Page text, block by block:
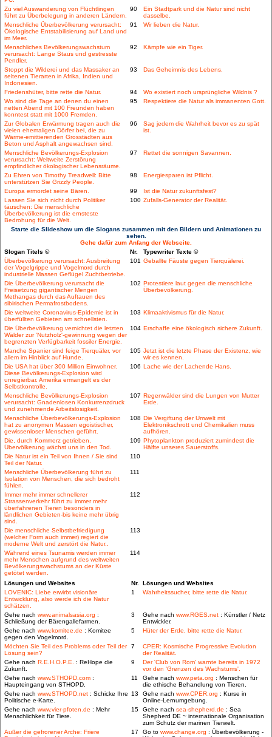
Zu viel Auswanderung von Flüchtlingen
führt zu Überbelegung in anderen Ländern.
90
Ein Stadtpark und die Natur sind nicht
dasselbe.
Menschliche Überbevölkerung verursacht:
Ökologische Entstabilisierung auf Land und
im Meer.
91 Wir lieben die Natur.
Menschliches Bevölkerungswachstum
verursacht: Lange Staus und gestresste
Pendler.
92 Kämpfe wie ein Tiger.
Stoppt die Wilderei und das Massaker an
seltenen Tierarten in Afrika, Indien und
Indonesien.
93 Das Geheimnis des Lebens.
Friedenshüter, bitte rette die Natur. 94
Wo existiert noch ursprüngliche Wildnis ?
Wo sind die Tage an denen du einen
netten Abend mit 100 Freunden haben
konntest statt mit 1000 Fremden.
95 Respektiere die Natur als immanenten Gott.
Zur Globalen Erwärmung tragen auch die
vielen ehemaligen Dörfer bei, die zu
Wärme-emittierenden Grosstädten aus
Beton und Asphalt angewachsen sind.
96
Sag jedem die Wahrheit bevor es zu spät
ist.
Menschliche Bevölkerungs-Explosion
verursacht: Weltweite Zerstörung
empfindlicher ökologischer Lebensräume.
97 Rettet die sonnigen Savannen.
Zu Ehren von Timothy Treadwell: Bitte
unterstützen Sie Grizzly People.
98 Energiesparen ist Pflicht.
Europa ermordet seine Bären. 99
Ist die Natur zukunftsfest?
Lassen Sie sich nicht durch Politiker
täuschen: Die menschliche
Überbevölkerung ist die ernsteste
Bedrohung für die Welt.
100 Zufalls-Generator der Realität.
Starte die Slideshow um die Slogans zusammen mit den Bildern und Animationen zu
sehen.
Gehe dafür zum Anfang der Webseite.
Slogan Titels ©
Nr.
Typewriter Texte ©
Überbevölkerung verursacht: Ausbreitung
der Vogelgrippe und Vogelmord durch
industrielle Massen Geflügel Zuchtbetriebe.
101 Geballte Fäuste gegen Tierquälerei.
Die Überbevölkerung verursacht die
Freisetzung gigantischer Mengen
Methangas durch das Auftauen des
sibirischen Permafrostbodens.
102 Protestiere laut gegen die menschliche
Überbevölkerung.
Die weltweite Coronavirus-Epidemie ist in
überfüllten Gebieten am schnellsten.
103 Klimaaktivismus für die Natur.
Die Überbevölkerung vernichtet die letzten
Wälder zur 'Nutzholz'-gewinnung wegen der
begrenzten Verfügbarkeit fossiler Energie.
104 Erschaffe eine ökologisch sichere Zukunft.
Manche Spanier sind feige Tierquäler, vor
allem im Hinblick auf Hunde.
105 Jetzt ist die letzte Phase der Existenz, wie
wir es kennen.
Die USA hat über 300 Million Einwohner.
Diese Bevölkerungs-Explosion wird
unregierbar. Amerika ermangelt es der
Selbstkontrolle.
106 Lache wie der Lachende Hans.
Menschliche Bevölkerungs-Explosion
verursacht: Gnadenlosen Konkurrenzdruck
und zunehmende Arbeitslosigkeit.
107 Regenwälder sind die Lungen von Mutter
Erde.
Menschliche Überbevölkerungs-Explosion
hat zu anonymen Massen egoistischer,
gewissenloser Menschen geführt.
108 Die Vergiftung der Umwelt mit
Elektronikschrott und Chemikalien muss
aufhören.
Die, durch Kommerz getrieben,
Übervölkerung wächst uns in den Tod.
109 Phytoplankton produziert zumindest die
Hälfte unseres Sauerstoffs.
Die Natur ist ein Teil von Ihnen / Sie sind
Teil der Natur.
110
Menschliche Überbevölkerung führt zu
Isolation von Menschen, die sich bedroht
fühlen.
111
Immer mehr immer schnellerer
Strassenverkehr führt zu immer mehr
überfahrenen Tieren besonders in
ländlichen Gebieten-bis keine mehr übrig
sind.
112
Die menschliche Selbstbefriedigung
(welcher Form auch immer) regiert die
moderne Welt und zerstört die Natur..
113
Während eines Tsunamis werden immer
mehr Menschen aufgrund des weltweiten
Bevölkerungswachstums an der Küste
getötet werden.
114
Lösungen und Websites Nr. Lösungen und Websites
LOVENIC: Liebe erwirbt visionäre
Entwicklung, also werde ich die Natur
schätzen.
1 Wahrheitssucher, bitte rette die Natur.
Gehe nach www.animalsasia.org :
Schließung der Bärengallefarmen.
3 Gehe nach www.RGES.net : Künstler / Netz
Entwickler.
Gehe nach www.komitee.de : Komitee
gegen den Vogelmord.
5 Hüter der Erde, bitte rette die Natur.
Möchten Sie Teil des Problems oder Teil der
Lösung sein?
7
CPER: Kosmische Progressive Evolution
der Realität.
Gehe nach R.E.H.O.P.E. : ReHope die
Zukunft.
9
Der 'Club von Rom' warnte bereits in 1972
vor den 'Grenzen des Wachstums'.
Gehe nach www.STHOPD.com :
Haupteingang von STHOPD.
11 Gehe nach www.peta.org : Menschen für
die ethische Behandlung von Tieren.
Gehe nach www.STHOPD.net : Schicke Ihre
Politische e-Karte.
13 Gehe nach www.CPER.org : Kurse in
Online-Lernumgebung.
Gehe nach www.vier-pfoten.de : Mehr
Menschlichkeit für Tiere.
15 Gehe nach sea-shepherd.de : Sea
Shepherd DE ~ internationale Organisation
zum Schutz der marinen Tierwelt.
Außer die gefrorener Arche: Friere
17 Go to www.change.org : Überbevölkerung -